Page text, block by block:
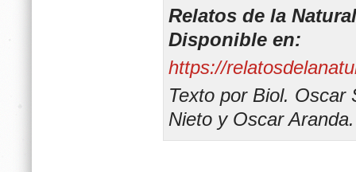
Relatos de la
Disponible en:
https://
Texto por Biol. Oscar
Nieto y Oscar Aranda.